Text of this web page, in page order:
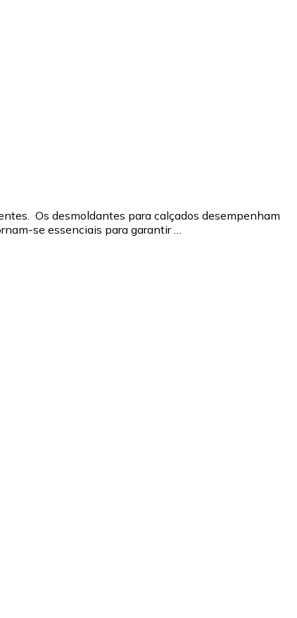
Os desmoldantes para calçados desempenham
se essenciais para garantir …